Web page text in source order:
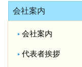
会社案内
会社案内
代表者挨拶